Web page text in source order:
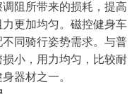
阻所带来的损耗，提高
更加均匀。磁控健身车
同骑行姿势需求。与普
小，用力均匀，比较耐
器材之一。